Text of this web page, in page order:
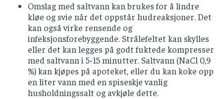
Omslag med saltvann kan brukes for å lindre
kløe og svie når det oppstår hudreaksjoner. Det
kan også virke rensende og
infeksjonsforebyggende. Strålefeltet kan skylles
eller det kan legges på godt fuktede kompresser
med saltvann i 5-15 minutter. Saltvann (NaCl 0,9
%) kan kjøpes på apoteket, eller du kan koke opp
en liter vann med en spiseskje vanlig
husholdningssalt og avkjøle dette.